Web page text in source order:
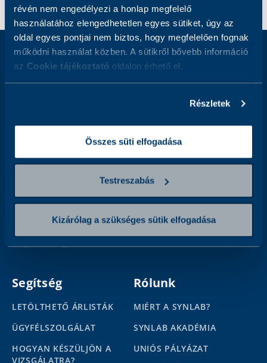
révén nem engedélyezi a honlap megfelelő
használatához elengedhetetlen egyes sütiket, úgy az
oldal egyes pontjai nem biztos, hogy megfelelően fognak
működni használat közben. A sütikről bővebb információ
az Cookie tájékoztató oldalon érhető el.
Részletek
Összes süti elfogadása
Testreszabás
Kizárólag a szükséges sütik elfogadása
Iratkozzon fel hírlevelünkre
Elolvastam és elfogadom azAdatkezelési tájékoztatót,
adataimat a tájékoztatóban foglaltak szerint kezelje.
Kövessen minket
Segítség
LETÖLTHETŐ ÁRLISTÁK
ÜGYFÉLSZOLGÁLAT
HOGYAN KÉSZÜLJÖN A
VIZSGÁLATRA?
Rólunk
MIÉRT A SYNLAB?
SYNLAB AKADÉMIA
UNIÓS PÁLYÁZAT